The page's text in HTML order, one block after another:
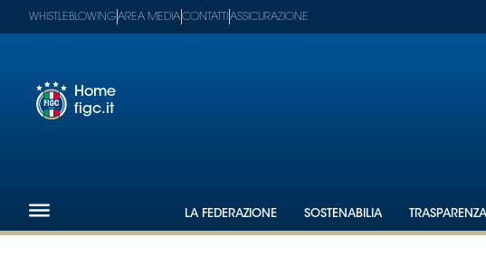
Nazionali
WHISTLEBLOWINGAREA MEDIACONTATTI ASSICURAZIONE
Home
figc.it
LA FEDERAZIONE SOSTENABILIA TRASPARENZA